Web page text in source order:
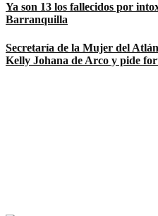
Ya son 13 los fallecidos por
Barranquilla
Secretaría de la Mujer del
Kelly Johana de Arco y pide